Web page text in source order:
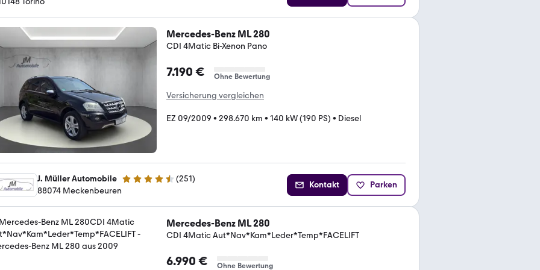
Mercedes-Benz ML 280
CDI 4Matic Bi-Xenon Pano
7.190 € Ohne Bewertung
Versicherung vergleichen
EZ 09/2009 • 298.670 km • 140 kW (190 PS) • Diesel
J. Müller Automobile 4.6 Sterne (251)
88074 Meckenbeuren
Kontakt Parken
Mercedes-Benz ML 280
CDI 4Matic Aut*Nav*Kam*Leder*Temp*FACELIFT
6.990 € Ohne Bewertung